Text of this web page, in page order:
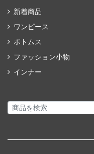
新着商品
ワンピース
ボトムス
ファッション小物
インナー